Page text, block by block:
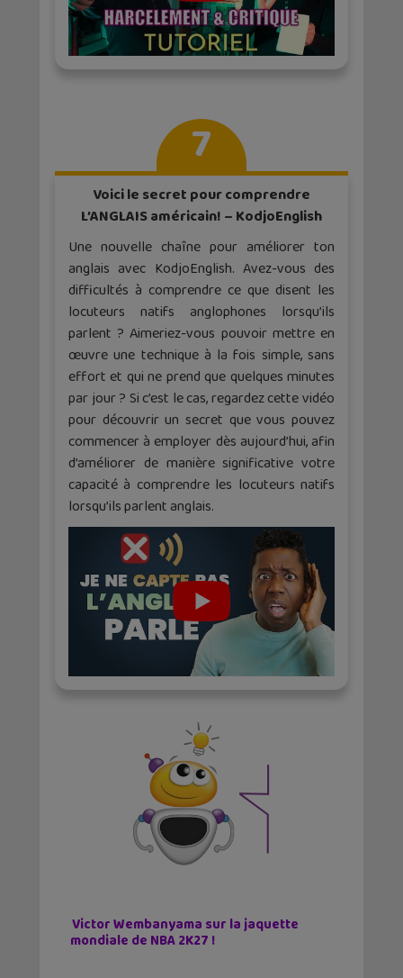
7
Voici le secret pour comprendre
L’ANGLAIS américain! – KodjoEnglish
Une nouvelle chaîne pour améliorer ton
anglais avec KodjoEnglish. Avez-vous des
difficultés à comprendre ce que disent les
locuteurs natifs anglophones lorsqu’ils
parlent ? Aimeriez-vous pouvoir mettre en
œuvre une technique à la fois simple, sans
effort et qui ne prend que quelques minutes
par jour ? Si c’est le cas, regardez cette vidéo
pour découvrir un secret que vous pouvez
commencer à employer dès aujourd’hui, afin
d’améliorer de manière significative votre
capacité à comprendre les locuteurs natifs
lorsqu’ils parlent anglais.
Victor Wembanyama sur la jaquette
mondiale de NBA 2K27 !